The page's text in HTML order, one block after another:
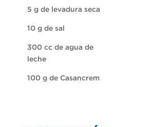
5 g de levadura seca
10 g de sal
300 cc de agua de
leche
100 g de Casancrem